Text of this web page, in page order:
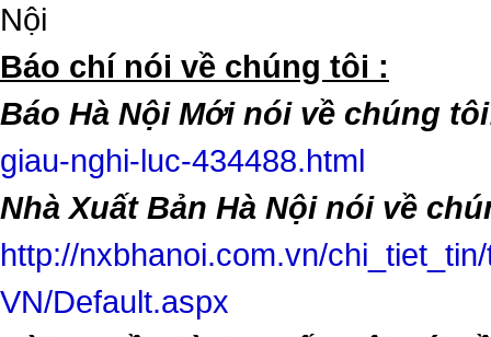
Nội
​Báo chí nói về chúng tôi :
Báo Hà Nội Mới nói về chúng
giau-nghi-luc-434488.html
Nhà Xuất Bản Hà Nội nói về
http://nxbhanoi.com.vn/
VN/Default.aspx